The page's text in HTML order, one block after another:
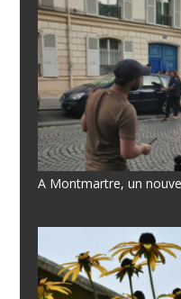
A Montmartre, un